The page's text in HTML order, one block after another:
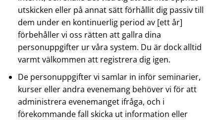
utskicken eller på annat sätt förhållit dig passiv till
dem under en kontinuerlig period av [ett år]
förbehåller vi oss rätten att gallra dina
personuppgifter ur våra system. Du är dock alltid
varmt välkommen att registrera dig igen.
De personuppgifter vi samlar in inför seminarier,
kurser eller andra evenemang behöver vi för att
administrera evenemanget ifråga, och i
förekommande fall skicka ut information eller